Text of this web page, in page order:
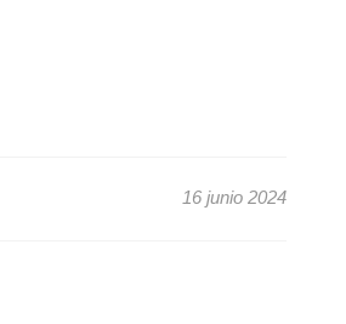
16 junio 2024